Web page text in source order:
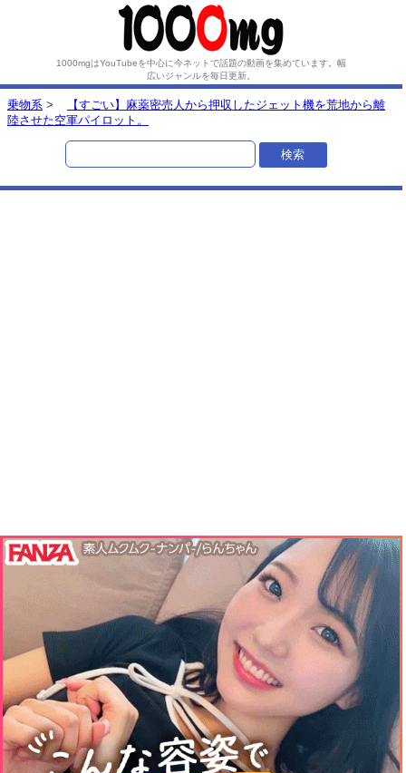
1000mgはYouTubeを中心に今ネットで話題の動画を集めています。 幅
広いジャンルを毎日更新。
乗物系 >
【すごい】麻薬密売人から押収したジェット機を荒地から離
陸させた空軍パイロット。